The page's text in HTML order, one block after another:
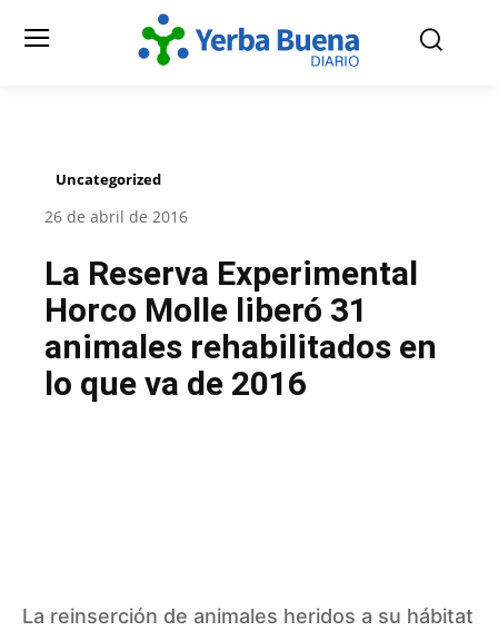
Uncategorized
26 de abril de 2016
La Reserva Experimental
Horco Molle liberó 31
animales rehabilitados en
lo que va de 2016
La reinserción de animales heridos a su hábitat